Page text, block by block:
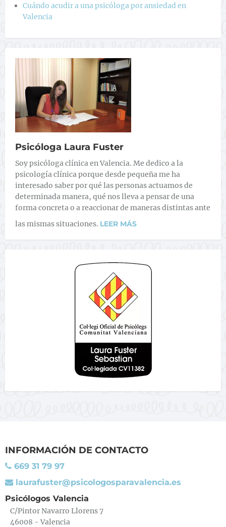
Cuándo acudir a una psicóloga por ansiedad en
Valencia
Psicóloga Laura Fuster
Soy psicóloga clínica en Valencia. Me dedico a la
psicología clínica porque desde pequeña me ha
interesado saber por qué las personas actuamos de
determinada manera, qué nos lleva a pensar de una
forma concreta o a reaccionar de maneras distintas ante
las mismas situaciones. LEER MÁS
INFORMACIÓN DE CONTACTO
669 31 79 97
laurafuster@psicologosparavalencia.es
Psicólogos Valencia
C/Pintor Navarro Llorens 7
46008 - Valencia